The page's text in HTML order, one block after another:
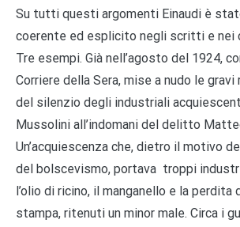
Su tutti questi argomenti Einaudi è
coerente ed esplicito negli scritti e nei
Tre esempi. Già nell’agosto del 1924,
Corriere della Sera, mise a nudo le
del silenzio degli industriali
Mussolini all’indomani del delitto
Un’acquiescenza che, dietro il motivo
del bolscevismo, portava troppi
l’olio di ricino, il manganello e la perdita
stampa, ritenuti un minor male. Circa i